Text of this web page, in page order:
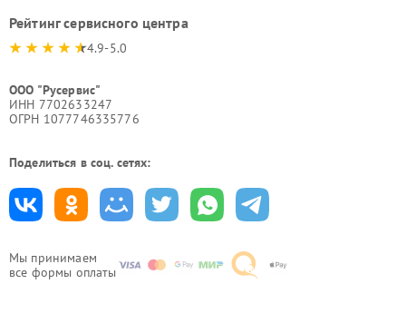
Мы принимаем
все формы оплаты
Рейтинг сервисного центра
4.9-5.0
ООО "Русервис"
ИНН 7702633247
ОГРН 1077746335776
Поделиться в соц. сетях: